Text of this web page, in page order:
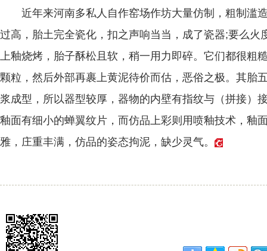
近年来河南多私人自作窑场作坊大量仿制，粗制滥
过高，胎土完全瓷化，扣之声响当当，成了瓷器;要么火
上釉烧烤，胎子酥松且软，稍一用力即碎。它们都很粗
颗粒，然后外部再裹上黄泥待价而估，恶俗之极。其胎
浆成型，所以器型较厚，器物的内壁有指纹与（拼接）
釉面有细小的蝉翼纹片，而仿品上彩则用喷釉技术，釉
雅，庄重丰满，仿品的姿态拘泥，缺少灵气。